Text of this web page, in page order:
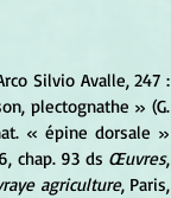
Silvio Avalle, 247 :
plectognathe » (G.
« épine dorsale »
chap. 93 ds Œuvres,
agriculture, Paris,